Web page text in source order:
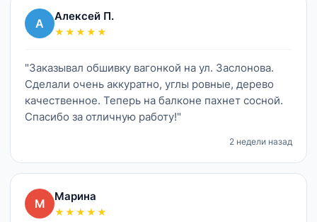
А Алексей П.
★★★★★
"Заказывал обшивку вагонкой на ул. Заслонова.
Сделали очень аккуратно, углы ровные, дерево
качественное. Теперь на балконе пахнет сосной.
Спасибо за отличную работу!"
2 недели назад
М Марина
★★★★★